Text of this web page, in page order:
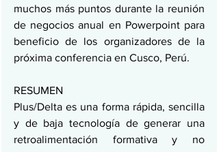
muchos más puntos durante la reunión
de negocios anual en Powerpoint para
beneficio de los organizadores de la
próxima conferencia en Cusco, Perú.
RESUMEN
Plus/Delta es una forma rápida, sencilla
y de baja tecnología de generar una
retroalimentación formativa y no